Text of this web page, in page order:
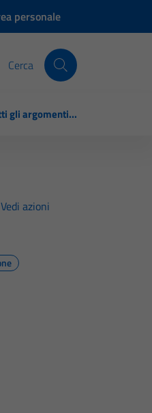
personale
Cerca
gli argomenti...
Vedi azioni